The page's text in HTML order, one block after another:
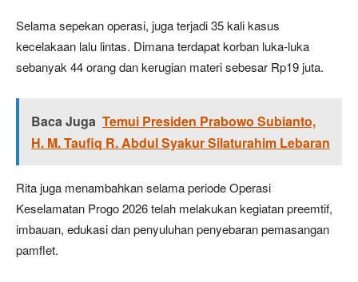
Selama sepekan operasi, juga terjadi 35 kali kasus
kecelakaan lalu lintas. Dimana terdapat korban luka-luka
sebanyak 44 orang dan kerugian materi sebesar Rp19 juta.
Baca Juga Temui Presiden Prabowo Subianto,
H. M. Taufiq R. Abdul Syakur Silaturahim Lebaran
Rita juga menambahkan selama periode Operasi
Keselamatan Progo 2026 telah melakukan kegiatan preemtif,
imbauan, edukasi dan penyuluhan penyebaran pemasangan
pamflet.